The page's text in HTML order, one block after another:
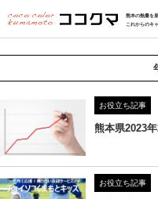
熊本の熱量を
これからのキ
お役立ち記事
熊本県2023
お役立ち記事